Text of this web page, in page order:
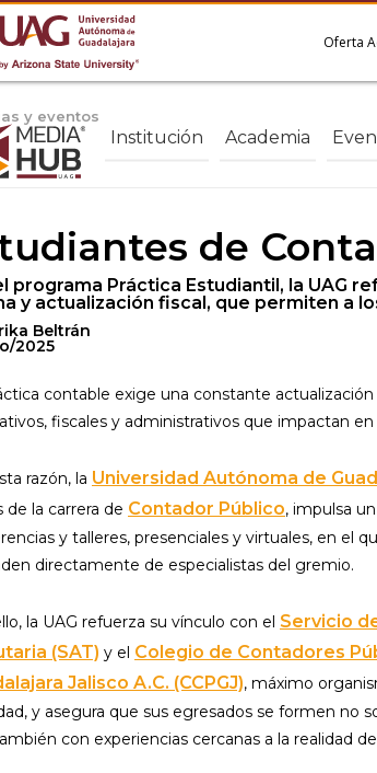
Oferta
y eventos
Institución Academia
de
programa Práctica Estudiantil, la UAG
y actualización fiscal, que permiten a
Beltrán
2025
contable exige una constante
fiscales y administrativos que impactan en
razón, la Universidad Autónoma de
de la carrera de Contador Público, impulsa
y talleres, presenciales y virtuales, en el
directamente de especialistas del gremio.
la UAG refuerza su vínculo con el Servicio
(SAT) y el Colegio de Contadores
Jalisco A.C. (CCPGJ), máximo
y asegura que sus egresados se formen no
con experiencias cercanas a la realidad